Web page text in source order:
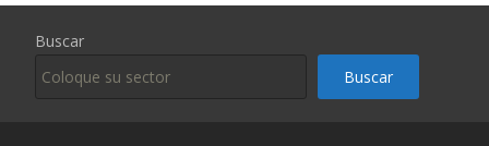
Buscar
Buscar